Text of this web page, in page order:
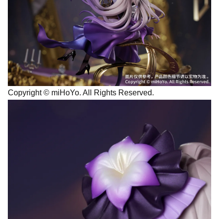
Copyright © miHoYo. All Rights Reserved.